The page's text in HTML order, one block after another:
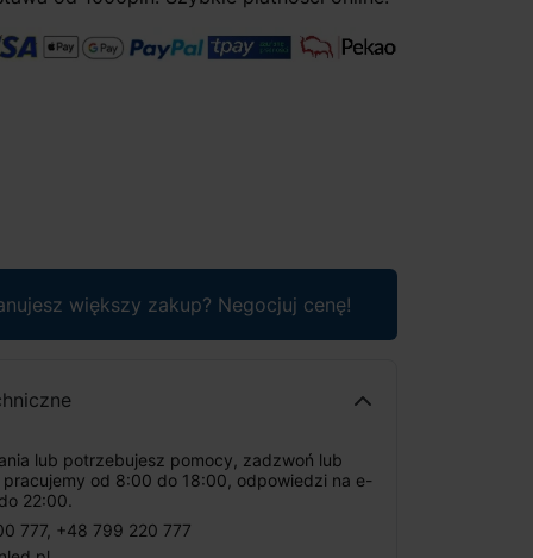
większy zakup? Negocjuj cenę!
lub potrzebujesz pomocy, zadzwoń lub
pracujemy od 8:00 do 18:00, odpowiedzi na e-
22:00.
777, +48 799 220 777